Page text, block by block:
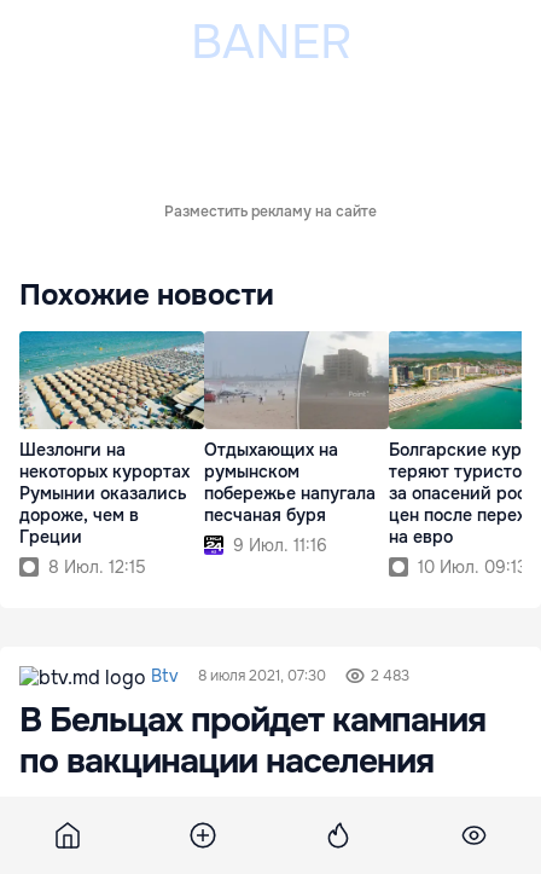
Разместить рекламу на сайте
Похожие новости
Шезлонги на
некоторых курортах
Румынии оказались
дороже, чем в
Греции
8 Июл. 12:15
Отдыхающих на
румынском
побережье напугала
песчаная буря
9 Июл. 11:16
Болгарские
теряют туристов
за опасений
цен после
на евро
10 Июл. 09:13
Btv 8 июля 2021, 07:30 2 483
В Бельцах пройдет кампания
по вакцинации населения
Отдел здравоохранения Бельц планирует
провести марафон массовой вакцинации